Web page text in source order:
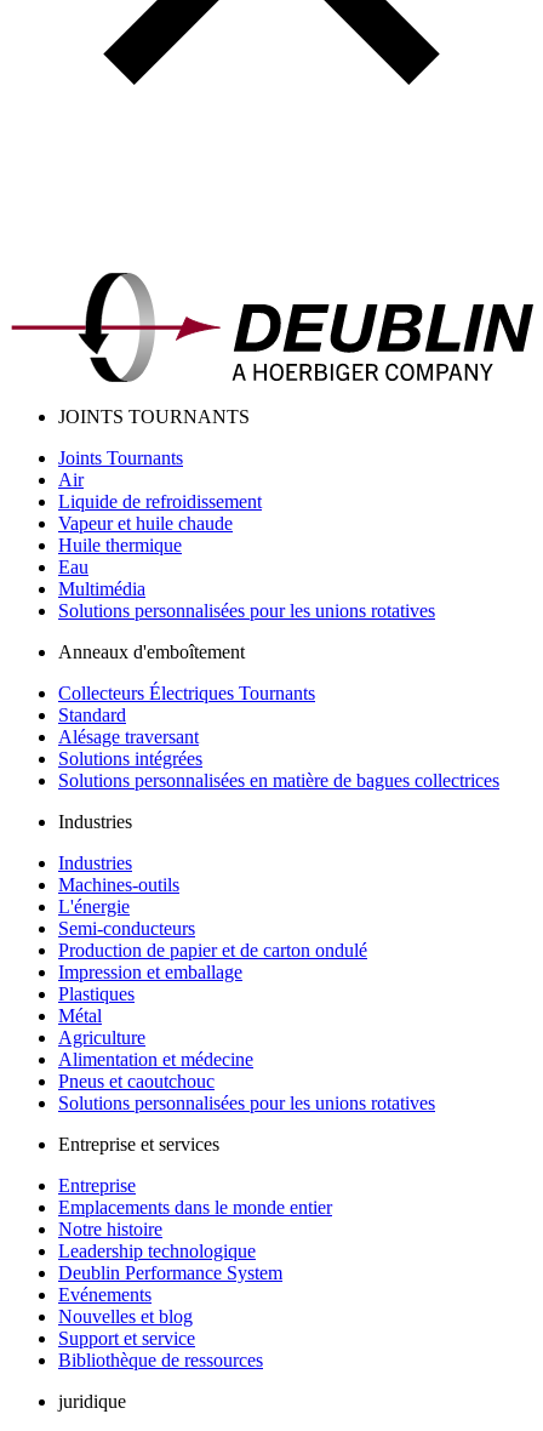
JOINTS TOURNANTS
Joints Tournants
Air
Liquide de refroidissement
Vapeur et huile chaude
Huile thermique
Eau
Multimédia
Solutions personnalisées pour les unions rotatives
Anneaux d'emboîtement
Collecteurs Électriques Tournants
Standard
Alésage traversant
Solutions intégrées
Solutions personnalisées en matière de bagues collectrices
Industries
Industries
Machines-outils
L'énergie
Semi-conducteurs
Production de papier et de carton ondulé
Impression et emballage
Plastiques
Métal
Agriculture
Alimentation et médecine
Pneus et caoutchouc
Solutions personnalisées pour les unions rotatives
Entreprise et services
Entreprise
Emplacements dans le monde entier
Notre histoire
Leadership technologique
Deublin Performance System
Evénements
Nouvelles et blog
Support et service
Bibliothèque de ressources
juridique